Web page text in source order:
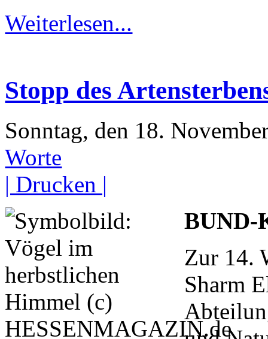
Weiterlesen...
Stopp des
Sonntag, den 18.
Worte
| Drucken |
BUND-
Zur 14.
Sharm